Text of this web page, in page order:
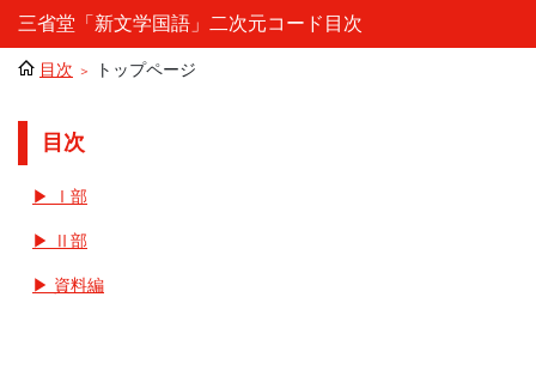
三省堂「新文学国語」二次元コード目次
目次 トップページ
目次
▶ Ⅰ部
▶ Ⅱ部
▶ 資料編